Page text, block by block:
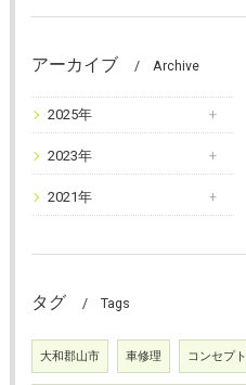
アーカイブ Archive
2025年
2023年
2021年
タグ Tags
大和郡山市 車修理 コンセプト